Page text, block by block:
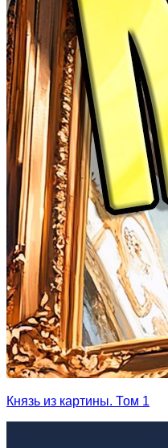
Князь из картины. Том 1